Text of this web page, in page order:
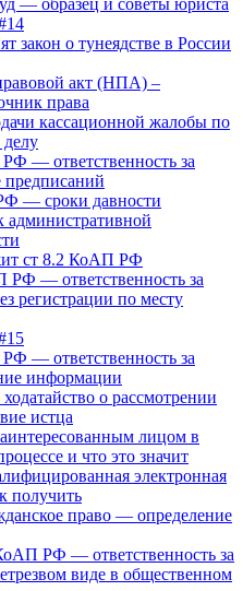
— образец и советы юриста
закон о тунеядстве в России
акт (НПА) –
права
кассационной жалобы по
— ответственность за
предписаний
— сроки давности
административной
ст 8.2 КоАП РФ
— ответственность за
регистрации по месту
— ответственность за
информации
о рассмотрении
истца
лицом в
и что это значит
электронная
получить
право — определение
РФ — ответственность за
виде в общественном